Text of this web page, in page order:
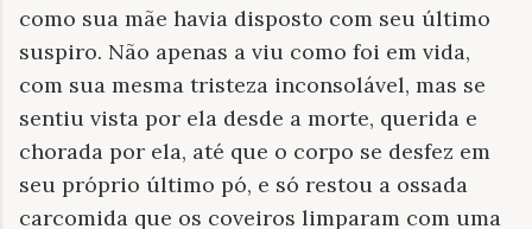
como sua mãe havia disposto com seu último
suspiro. Não apenas a viu como foi em vida,
com sua mesma tristeza inconsolável, mas se
sentiu vista por ela desde a morte, querida e
chorada por ela, até que o corpo se desfez em
seu próprio último pó, e só restou a ossada
carcomida que os coveiros limparam com uma